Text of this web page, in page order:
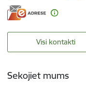
Visi kontakti
Sekojiet mums